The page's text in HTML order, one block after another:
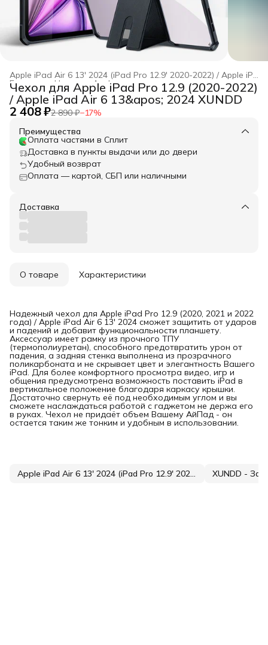
Apple iPad Air 6 13' 2024 (iPad Pro 12.9' 2020-2022) / Apple iPad Air 6 13' 2024 / Apple iPad Pro 12
Apple
Чехлы ›
Главная
Чехол для Apple iPad Pro 12.9 (2020-2022)
/ Apple iPad Air 6 13&apos; 2024 XUNDD
2 408 ₽2 890 ₽−17%
Преимущества
Оплата частями в Сплит
Доставка в пункты выдачи или до двери
Удобный возврат
Оплата — картой, СБП или наличными
Доставка
О товаре Характеристики
Надежный чехол для Apple iPad Pro 12.9 (2020, 2021 и 2022
года) / Apple iPad Air 6 13' 2024 сможет защитить от ударов
и падений и добавит функциональности планшету.
Аксессуар имеет рамку из прочного ТПУ
(термополиуретан), способного предотвратить урон от
падения, а задняя стенка выполнена из прозрачного
поликарбоната и не скрывает цвет и элегантность Вашего
iPad. Для более комфортного просмотра видео, игр и
общения предусмотрена возможность поставить iPad в
вертикальное положение благодаря каркасу крышки.
Достаточно свернуть её под необходимым углом и вы
сможете наслаждаться работой с гаджетом не держа его
в руках. Чехол не придаёт объем Вашему АйПад - он
остается таким же тонким и удобным в использовании.
Apple iPad Air 6 13' 2024 (iPad Pro 12.9' 2020-2022) / Apple iPad Air 6 13' 2024 / Apple iPad Pro 12 XUNDD -